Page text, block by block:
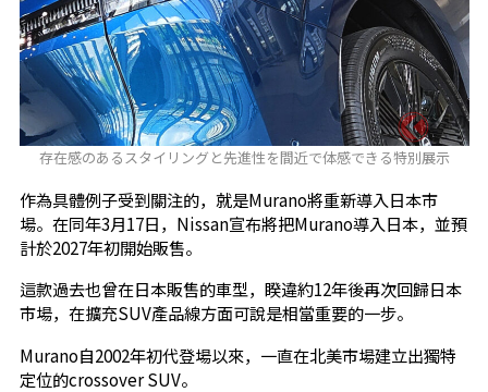
存在感のあるスタイリングと先進性を間近で体感できる特別展示
作為具體例子受到關注的，就是Murano將重新導入日本市
場。在同年3月17日，Nissan宣布將把Murano導入日本，並預
計於2027年初開始販售。
這款過去也曾在日本販售的車型，睽違約12年後再次回歸日本
市場，在擴充SUV產品線方面可說是相當重要的一步。
Murano自2002年初代登場以來，一直在北美市場建立出獨特
定位的crossover SUV。